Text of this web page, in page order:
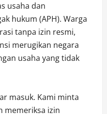
usaha dan
hukum (APH). Warga
tanpa izin resmi,
merugikan negara
usaha yang tidak
masuk. Kami minta
memeriksa izin